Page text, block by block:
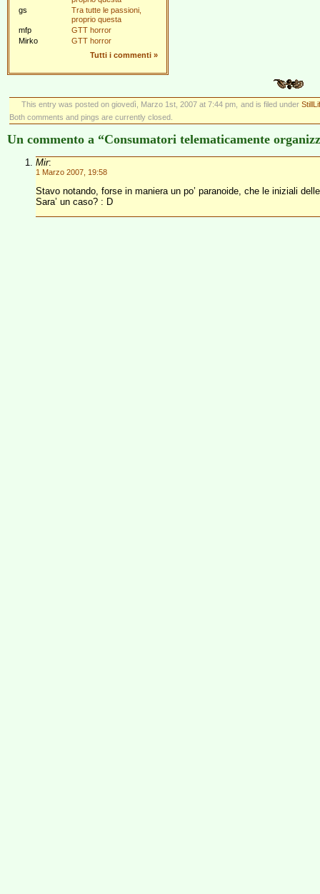
gs
Tra tutte le passioni,
proprio questa
mfp
GTT horror
Mirko
GTT horror
Tutti i commenti »
This entry was posted on giovedì, Marzo 1st, 2007 at 7:44 pm, and is filed under
Both comments and pings are currently closed.
Un commento a “Consumatori telematicamente
Mir:
1 Marzo 2007, 19:58
Stavo notando, forse in maniera un po’ paranoide, che le iniziali
Sara’ un caso? : D